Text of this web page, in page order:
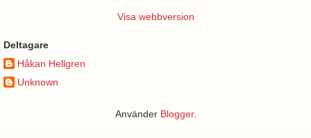
Visa webbversion
Deltagare
Håkan Hellgren
Unknown
Använder Blogger.